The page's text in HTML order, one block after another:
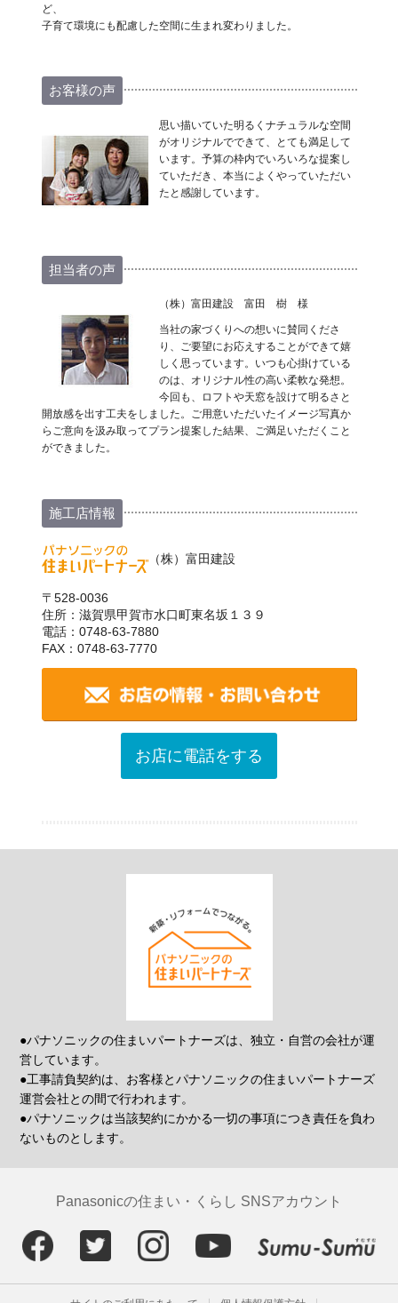
ど、
子育て環境にも配慮した空間に生まれ変わりました。
お客様の声
思い描いていた明るくナチュラルな空間
がオリジナルでできて、とても満足して
います。予算の枠内でいろいろな提案し
ていただき、本当によくやっていただい
たと感謝しています。
担当者の声
（株）富田建設 富田 樹 様
当社の家づくりへの想いに賛同くださ
り、ご要望にお応えすることができて嬉
しく思っています。いつも心掛けている
のは、オリジナル性の高い柔軟な発想。
今回も、ロフトや天窓を設けて明るさと
開放感を出す工夫をしました。ご用意いただいたイメージ写真か
らご意向を汲み取ってプラン提案した結果、ご満足いただくこと
ができました。
施工店情報
（株）富田建設
〒528-0036
住所：滋賀県甲賀市水口町東名坂１３９
電話：0748-63-7880
FAX：0748-63-7770
お店に電話をする
●パナソニックの住まいパートナーズは、独立・自営の会社が運
営しています。
●工事請負契約は、お客様とパナソニックの住まいパートナーズ
運営会社との間で行われます。
●パナソニックは当該契約にかかる一切の事項につき責任を負わ
ないものとします。
Panasonicの住まい・くらし SNSアカウント